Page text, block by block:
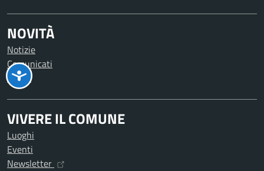
NOVITÀ
Notizie
Comunicati
Avvisi
VIVERE IL COMUNE
Luoghi
Eventi
Newsletter